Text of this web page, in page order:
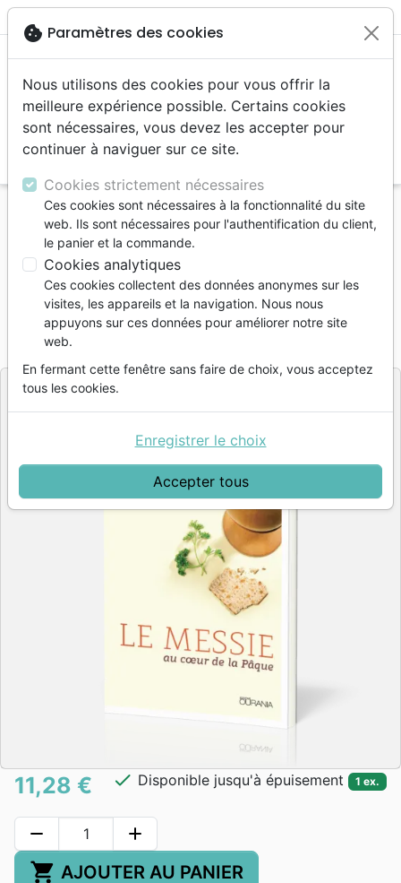
menu
Accueil Livres Fêtes chrétiennes
Pâques
Messie au cœur de la Pâque (Le)
Le Messie au cœur de la Pâque
Auteur :Ceil Rosen- Moishe Rosen
RéférenceOUR2051 EAN9782889130511
Editeur Ourania
11,28 € check Disponible jusqu'à épuisement 1 ex.
remove add
shopping_cart AJOUTER AU PANIER
cookie Paramètres des cookies
Nous utilisons des cookies pour vous offrir la
meilleure expérience possible. Certains cookies
sont nécessaires, vous devez les accepter pour
continuer à naviguer sur ce site.
Cookies strictement nécessaires
Ces cookies sont nécessaires à la fonctionnalité du site
web. Ils sont nécessaires pour l'authentification du client,
le panier et la commande.
Cookies analytiques
Ces cookies collectent des données anonymes sur les
visites, les appareils et la navigation. Nous nous
appuyons sur ces données pour améliorer notre site
web.
En fermant cette fenêtre sans faire de choix, vous acceptez
tous les cookies.
Accepter tous
Enregistrer le choix